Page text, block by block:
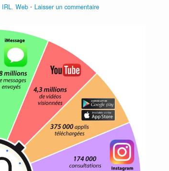
IRL, Web Laisser un commentaire